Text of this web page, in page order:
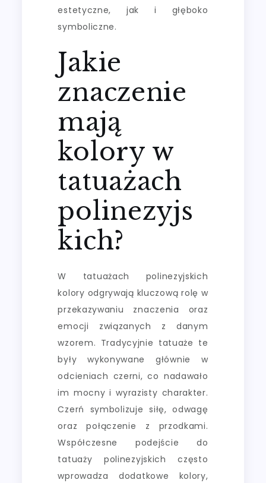
estetyczne, jak i głęboko
symboliczne.
Jakie
znaczenie
mają
kolory w
tatuażach
polinezyjs
kich?
W tatuażach polinezyjskich
kolory odgrywają kluczową rolę w
przekazywaniu znaczenia oraz
emocji związanych z danym
wzorem. Tradycyjnie tatuaże te
były wykonywane głównie w
odcieniach czerni, co nadawało
im mocny i wyrazisty charakter.
Czerń symbolizuje siłę, odwagę
oraz połączenie z przodkami.
Współczesne podejście do
tatuaży polinezyjskich często
wprowadza dodatkowe kolory,